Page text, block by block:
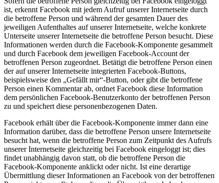
ist, erkennt Facebook mit jedem Aufruf unserer Internetseite durch
die betroffene Person und während der gesamten Dauer des
jeweiligen Aufenthaltes auf unserer Internetseite, welche konkrete
Unterseite unserer Internetseite die betroffene Person besucht. Diese
Informationen werden durch die Facebook-Komponente gesammelt
und durch Facebook dem jeweiligen Facebook-Account der
betroffenen Person zugeordnet. Betätigt die betroffene Person einen
der auf unserer Internetseite integrierten Facebook-Buttons,
beispielsweise den „Gefällt mir“-Button, oder gibt die betroffene
Person einen Kommentar ab, ordnet Facebook diese Information
dem persönlichen Facebook-Benutzerkonto der betroffenen Person
zu und speichert diese personenbezogenen Daten.
Facebook erhält über die Facebook-Komponente immer dann eine
Information darüber, dass die betroffene Person unsere Internetseite
besucht hat, wenn die betroffene Person zum Zeitpunkt des Aufrufs
unserer Internetseite gleichzeitig bei Facebook eingeloggt ist; dies
findet unabhängig davon statt, ob die betroffene Person die
Facebook-Komponente anklickt oder nicht. Ist eine derartige
Übermittlung dieser Informationen an Facebook von der betroffenen